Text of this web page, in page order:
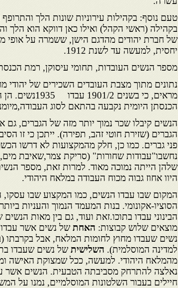
טעם נוסף: בקהילות עירוניות שונות הלך
בקהילה (ראשי הקהל) ואילו כאן דווקא הוא הלך
של חברת יהודים מהדגם הישן, ששמרה על אופי
יחסית, למעשה עד לשנת 1912.
מספר הנשים העובדות, תחומי עיסוקן, רמת
נתונים מתוך מצבת העובדים השכירים של
מראים, כי
הכנסתן היומית נקבעה בהתאם לסוג
הנשים קיבלו שכר נמוך יותר מזה של הגברים,
הגברים (שזירת חוטי זהב, תפירה). ייתכן כי זו
פני גברים. כמו כן, חלק מהמקצועות לא דרשו
נחשבו"עבודות שחורות" (סריקת צמר,שאיבת
שלהן הייתה נמוכה מאוד. למרות זאת, מספר
היוו אחוז גבוה מכוח העבודה במלאח היהודי.
המקום שבו עבדו הנשים, כמו המקצוע שבו עסקו,
הסוציו-אקונומי. בנות המעמד הנמוך והעניות
הבינוני עבדו בתוכו.זאת ועוד, גם בין מאות
מוצאים שלוש קבוצות: האחתשל נשים אשר עבדו
נשים שעבדו מחוץ לחומות המלאח, אבל בקרבתו
למדינה המוסלמית). השלישיתשל נשים שעבדו
מהמלאח היהודי. למעשה, ככל שמצוקת האישה
נאלצה להתרחק מסביבתה הטבעית. הנשים אשר
חיילים בעבור השלטונות המוסלמיים, נמנו על